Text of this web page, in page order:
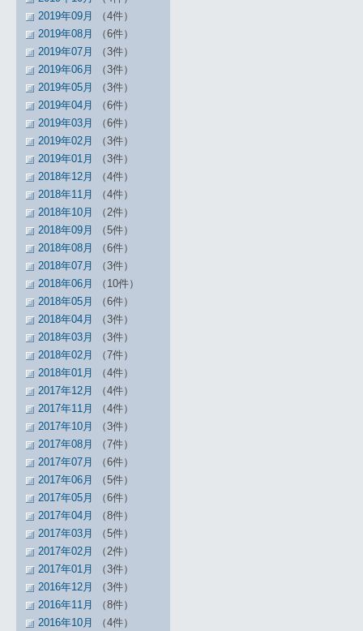
2019年09月
（4件）
2019年08月
（6件）
2019年07月
（3件）
2019年06月
（3件）
2019年05月
（3件）
2019年04月
（6件）
2019年03月
（6件）
2019年02月
（3件）
2019年01月
（3件）
2018年12月
（4件）
2018年11月
（4件）
2018年10月
（2件）
2018年09月
（5件）
2018年08月
（6件）
2018年07月
（3件）
2018年06月
（10件）
2018年05月
（6件）
2018年04月
（3件）
2018年03月
（3件）
2018年02月
（7件）
2018年01月
（4件）
2017年12月
（4件）
2017年11月
（4件）
2017年10月
（3件）
2017年08月
（7件）
2017年07月
（6件）
2017年06月
（5件）
2017年05月
（6件）
2017年04月
（8件）
2017年03月
（5件）
2017年02月
（2件）
2017年01月
（3件）
2016年12月
（3件）
2016年11月
（8件）
2016年10月
（4件）